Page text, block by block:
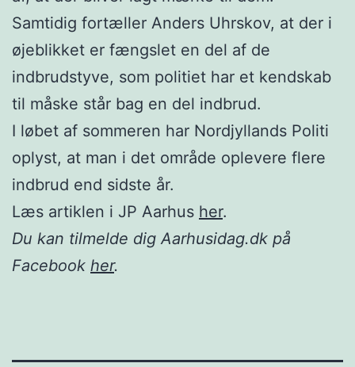
Samtidig fortæller Anders Uhrskov, at der i
øjeblikket er fængslet en del af de
indbrudstyve, som politiet har et kendskab
til måske står bag en del indbrud.
I løbet af sommeren har Nordjyllands Politi
oplyst, at man i det område oplevere flere
indbrud end sidste år.
Læs artiklen i JP Aarhus her.
Du kan tilmelde dig Aarhusidag.dk på
Facebook her.